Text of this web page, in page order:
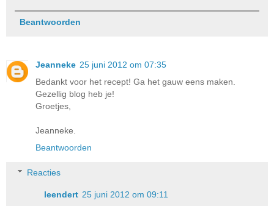
Beantwoorden
Jeanneke 25 juni 2012 om 07:35
Bedankt voor het recept! Ga het gauw eens maken.
Gezellig blog heb je!
Groetjes,
Jeanneke.
Beantwoorden
Reacties
leendert 25 juni 2012 om 09:11